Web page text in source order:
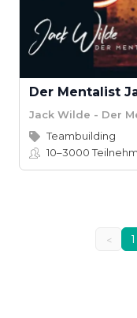
Der Mentalist
Jack Wilde - Der
Teambuilding
10–3000
< 1